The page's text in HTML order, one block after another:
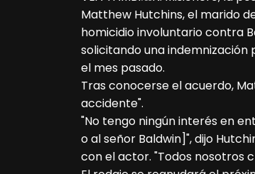
Matthew Hutchins, el marido
homicidio involuntario contra
solicitando una indemnización
el mes pasado.
Tras conocerse el acuerdo,
accidente".
"No tengo ningún interés en
o al señor Baldwin]", dijo
con el actor. "Todos nosotros